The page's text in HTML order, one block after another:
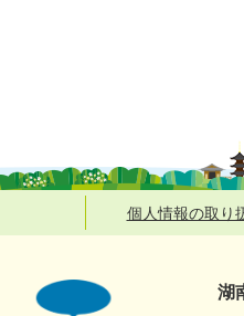
個人情報の取り
湖